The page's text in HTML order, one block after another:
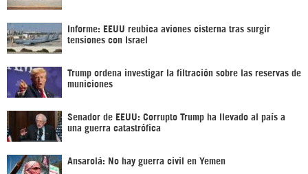
Informe: EEUU reubica aviones cisterna tras surgir
tensiones con Israel
Trump ordena investigar la filtración sobre las reservas de
municiones
Senador de EEUU: Corrupto Trump ha llevado al país a
una guerra catastrófica
Ansarolá: No hay guerra civil en Yemen